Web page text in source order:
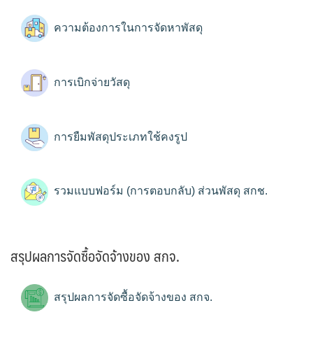
ความต้องการในการจัดหาพัสดุ
การเบิกจ่ายวัสดุ
การยืมพัสดุประเภทใช้คงรูป
รวมแบบฟอร์ม (การตอบกลับ) ส่วนพัสดุ สกช.
สรุปผลการจัดซื้อจัดจ้างของ สกจ.
สรุปผลการจัดซื้อจัดจ้างของ สกจ.